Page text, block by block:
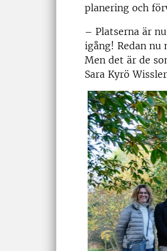
planering och
– Platserna är
igång! Redan
Men det är de
Sara Kyrö